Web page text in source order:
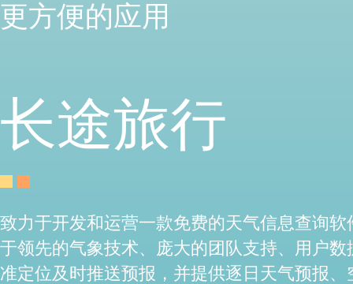
更方便的应用
长途旅行
致力于开发和运营一款免费的天气信息查询软
于领先的气象技术、庞大的团队支持、用户数
准定位及时推送预报，并提供逐日天气预报、